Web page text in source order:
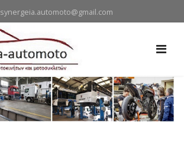
synergeia.automoto@gmail.com